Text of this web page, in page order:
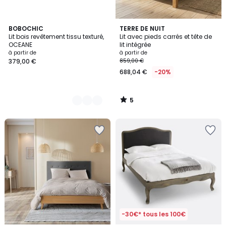
BOBOCHIC
Lit bois revêtement tissu texturé,
OCEANE
à partir de
379,00 €
4
Couleurs
TERRE DE NUIT
Lit avec pieds carrés et tête de
lit intégrée
à partir de
859,00 €
688,04 € -20%
5
/
5
5
/
-30€* tous les 100€